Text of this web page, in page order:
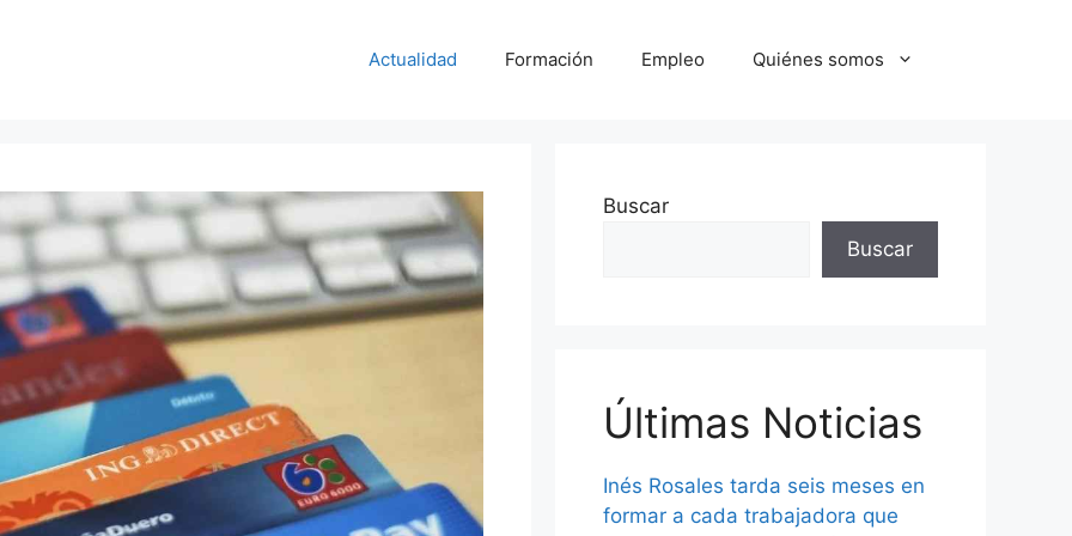
Actualidad Formación Empleo Quiénes somos
Buscar
Buscar
Últimas Noticias
Inés Rosales tarda seis meses en
formar a cada trabajadora que